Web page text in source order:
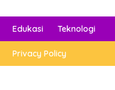
Edukasi Teknologi
Privacy Policy